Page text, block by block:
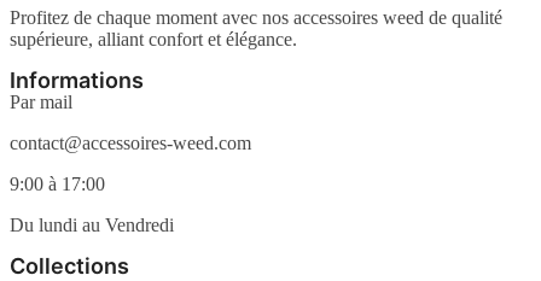
être
Profitez de chaque moment avec nos accessoires weed de qualité
supérieure, alliant confort et élégance.
Informations
Par mail
contact@accessoires-weed.com
9:00 à 17:00
Du lundi au Vendredi
Collections